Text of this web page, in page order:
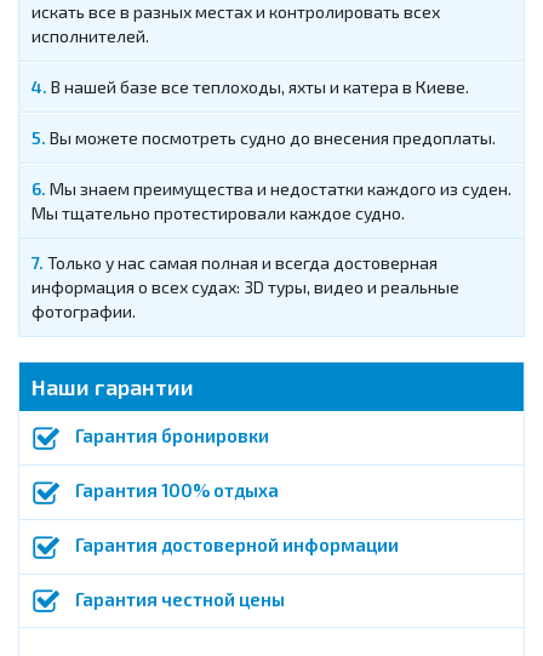
искать все в разных местах и контролировать всех
исполнителей.
В нашей базе все теплоходы, яхты и катера в Киеве.
Вы можете посмотреть судно до внесения предоплаты.
Мы знаем преимущества и недостатки каждого из суден.
Мы тщательно протестировали каждое судно.
Только у нас самая полная и всегда достоверная
информация о всех судах: 3D туры, видео и реальные
фотографии.
Наши гарантии
Гарантия бронировки
Гарантия 100% отдыха
Гарантия достоверной информации
Гарантия честной цены